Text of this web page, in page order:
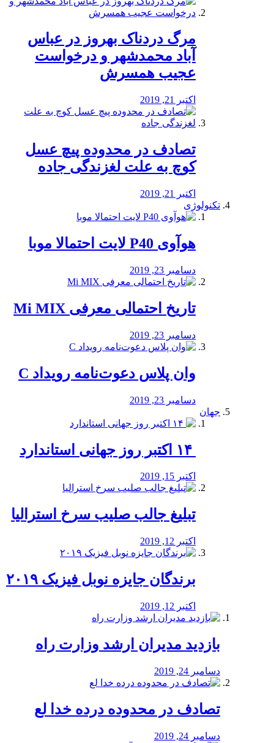
مرگ دردناک بهروز در عباس
آباد محمدشهر و درخواست
عجیب همسرش
اکتبر 21, 2019
تصادف در محدوده پیچ عسل
کوچ به علت لغزندگی جاده
اکتبر 21, 2019
تکنولوژی
هوآوی P40 لایت احتمالا موبا
دسامبر 23, 2019
تاریخ احتمالی معرفی Mi MIX
دسامبر 23, 2019
وان پلاس دعوت‌نامه رویداد C
دسامبر 23, 2019
جهان
اکتبر 15, 2019
تبلیغ جالب صلیب سرخ استرالیا
اکتبر 12, 2019
برندگان جایزه نوبل فیزیک ۲۰۱۹
اکتبر 12, 2019
بازدید مدیران ارشد وزارت راه
دسامبر 24, 2019
تصادف در محدوده درده خدا لع
دسامبر 24, 2019